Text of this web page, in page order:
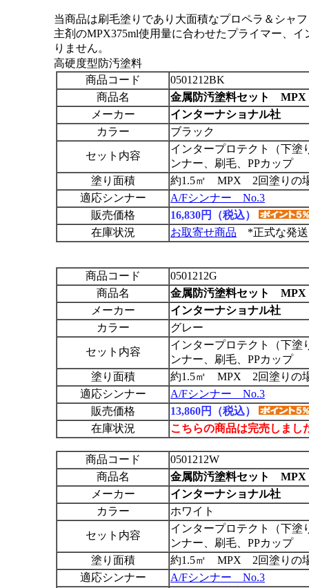
当商品は刷毛塗りであり大面積なプロペラ＆シャ
主剤のMPX375ml使用量に合わせたプライマー、
りません。
高硬度型防汚塗料
商品コード
0501212BK
商品名
金属防汚塗料セット
メーカー
インターナショナル社
カラー
ブラック
セット内容
インタープロテクト（下塗
ンナー、刷毛、PPカップ
塗り面積
約1.5㎡ MPX 2回塗りの
適応シンナー
A/Fシンナー No.3
販売価格
16,830円（税込）
在庫状況
お取寄せ商品 *正式な発送
商品コード
0501212G
商品名
金属防汚塗料セット
メーカー
インターナショナル社
カラー
グレー
セット内容
インタープロテクト（下塗
ンナー、刷毛、PPカップ
塗り面積
約1.5㎡ MPX 2回塗りの
適応シンナー
A/Fシンナー No.3
販売価格
13,860円（税込）
在庫状況
こちらの商品は完売しまし
商品コード
0501212W
商品名
金属防汚塗料セット
メーカー
インターナショナル社
カラー
ホワイト
セット内容
インタープロテクト（下塗
ンナー、刷毛、PPカップ
塗り面積
約1.5㎡ MPX 2回塗りの
適応シンナー
A/Fシンナー No.3